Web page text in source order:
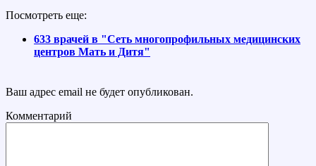
Посмотреть еще:
633 врачей в "Сеть многопрофильных медицинских
центров Мать и Дитя"
Ваш адрес email не будет опубликован.
Комментарий